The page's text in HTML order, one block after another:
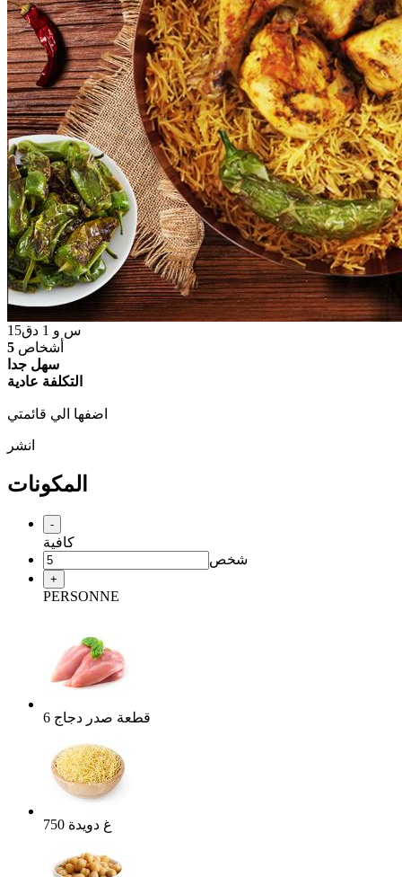
15 س و 1 دق
5 أشخاص
سهل جدا
التكلفة عادية
اضفها الي قائمتي
انشر
المكونات
-
كافية
شخص
+
PERSONNE
6 قطعة صدر دجاج
750 غ دويدة